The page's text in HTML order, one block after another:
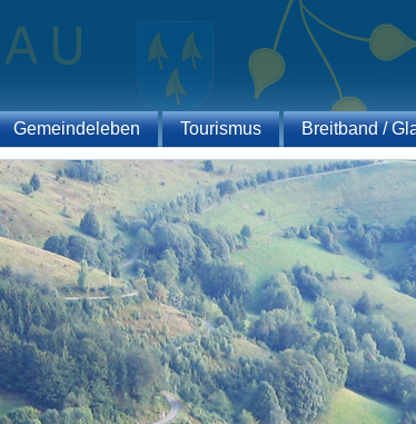
Gemeindeleben Tourismus Breitband /